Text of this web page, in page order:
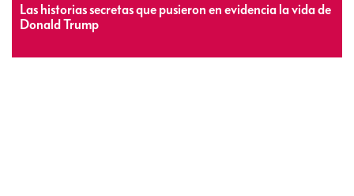
Las historias secretas que pusieron en evidencia la vida de
Donald Trump